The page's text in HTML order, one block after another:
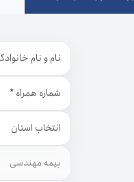
نام و نام خانوادگی
شماره همراه
استان